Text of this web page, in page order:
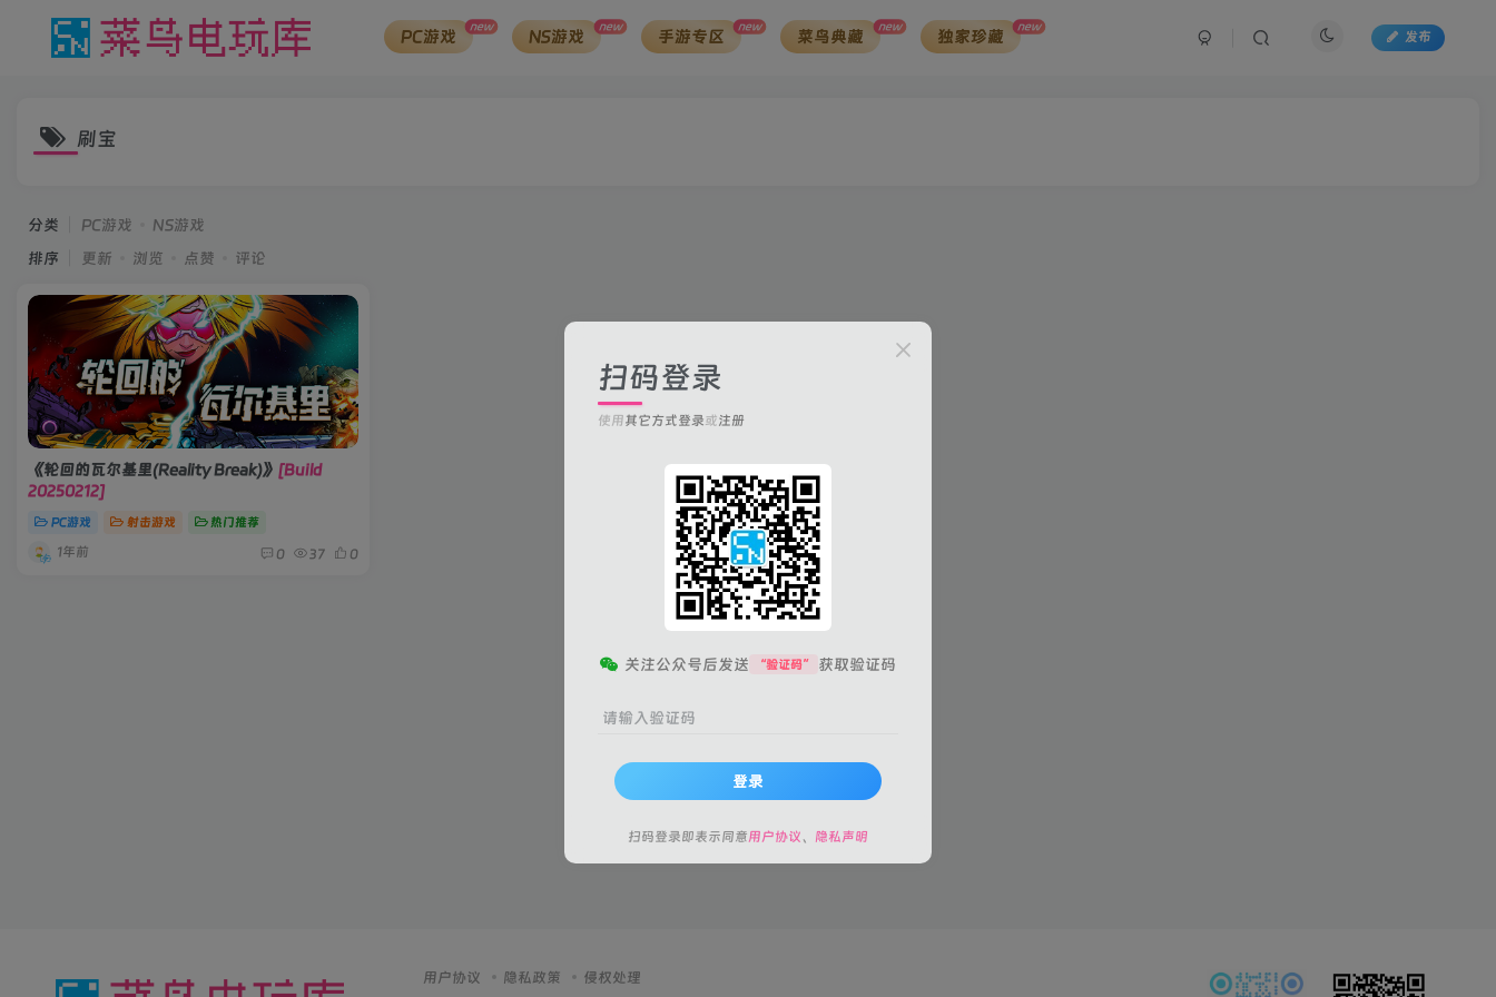
PC游戏 new NS游戏 new 手游专区 new 菜鸟典藏 new 独家珍藏 new
发布
刷宝
分类 PC游戏
NS游戏
排序
更新 浏览 点赞 评论
《轮回的瓦尔基里(Reality Break)》 [Build
20250212]
PC游戏 射击游戏 热门推荐
1年前 0 37 0
用户协议 隐私政策 侵权处理
扫码登录
使用其它方式登录或注册
关注公众号后发送 “验证码” 获取验证码
请输入验证码
登录
扫码登录即表示同意用户协议、 隐私声明